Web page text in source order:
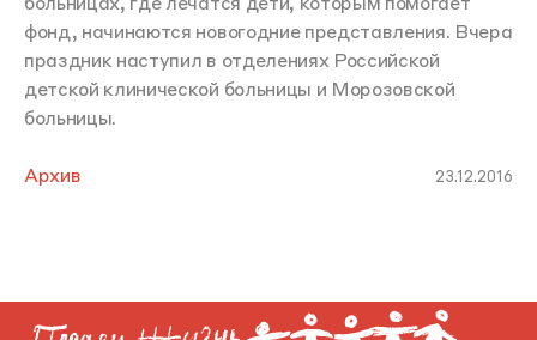
больницах, где лечатся дети, которым помогает
фонд, начинаются новогодние представления. Вчера
праздник наступил в отделениях Российской
детской клинической больницы и Морозовской
больницы.
Архив 23.12.2016